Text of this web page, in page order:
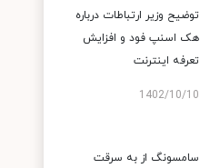
توضیح وزیر ارتباطات درباره
هک اسنپ‌ فود و افزایش
تعرفه اینترنت
1402/10/10
سامسونگ از به سرقت